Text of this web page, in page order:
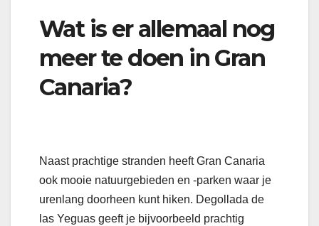
Wat is er allemaal nog
meer te doen in Gran
Canaria?
Naast prachtige stranden heeft Gran Canaria
ook mooie natuurgebieden en -parken waar je
urenlang doorheen kunt hiken. Degollada de
las Yeguas geeft je bijvoorbeeld prachtig